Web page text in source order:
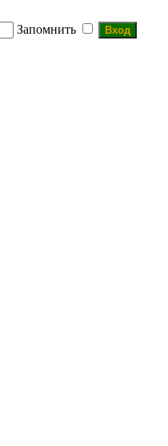
Запомнить